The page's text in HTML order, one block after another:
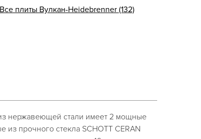
Все плиты Вулкан-Heidebrenner (132)
нержавеющей стали имеет 2 мощные
прочного стекла SCHOTT CERAN